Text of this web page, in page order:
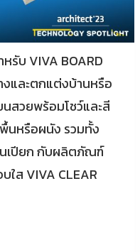
รับ VIVA BOARD
และตกแต่งบ้านหรือ
สวยพร้อมโชว์และสี
นหรือผนัง รวมทั้ง
เปียก กับผลิตภัณฑ์
ใส VIVA CLEAR